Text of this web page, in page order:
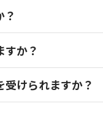
すか？
けられますか？